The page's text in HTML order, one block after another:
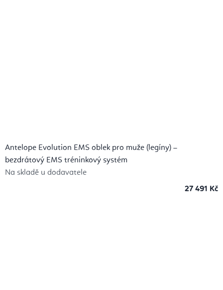
Antelope Evolution EMS oblek pro muže (legíny) –
bezdrátový EMS tréninkový systém
Na skladě u dodavatele
27 491 Kč